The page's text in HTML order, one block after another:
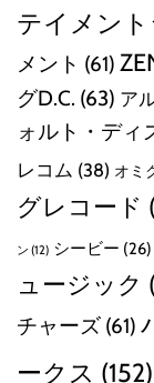
テイメン
メント (61)
グD.C. (63) ア
ォルト・ディ
レコム (38) オミ
グレコード
ン (12) シービー (26)
ュージック
チャーズ (61)
ークス (152)